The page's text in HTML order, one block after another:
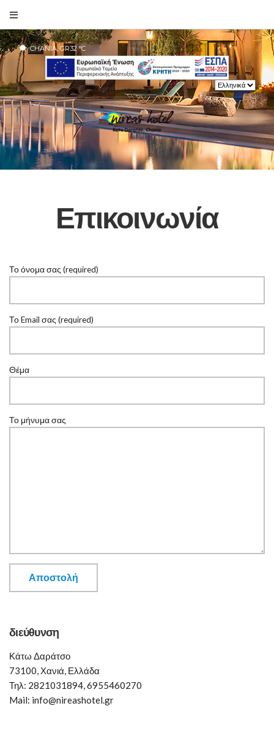
CHANIA, GR32 °C
Επικοινωνία
Το όνομα σας (required)
Το Email σας (required)
Θέμα
Το μήνυμα σας
διεύθυνση
Κάτω Δαράτσο
73100, Χανιά, Ελλάδα
Τηλ: 2821031894, 6955460270
Mail: info@nireashotel.gr